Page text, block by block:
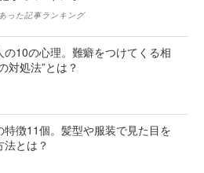
った記事ランキング
の10の心理。難癖をつけてくる相
対処法”とは？
特徴11個。髪型や服装で見た目を
とは？